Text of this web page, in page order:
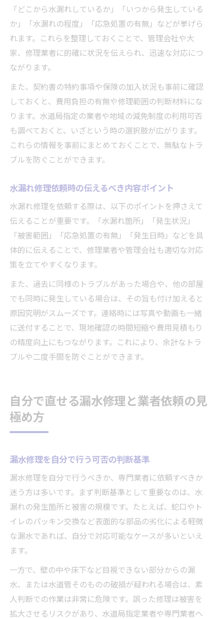
「どこから水漏れしているか」「いつから発生している
か」「水漏れの程度」「応急処置の有無」などが挙げら
れます。これらを整理しておくことで、管理会社や大
家、修理業者に的確に状況を伝えられ、迅速な対応につ
ながります。
また、契約書の特約事項や保険の加入状況も事前に確認
しておくと、費用負担の有無や修理範囲の判断材料にな
ります。水道局指定の業者や地域の減免制度の利用可否
も調べておくと、いざという時の選択肢が広がります。
これらの情報を事前にまとめておくことで、無駄なトラ
ブルを防ぐことができます。
水漏れ修理依頼時の伝えるべき内容ポイント
水漏れ修理を依頼する際は、以下のポイントを押さえて
伝えることが重要です。「水漏れ箇所」「発生状況」
「被害範囲」「応急処置の有無」「発生日時」などを具
体的に伝えることで、修理業者や管理会社も適切な対応
策を立てやすくなります。
また、過去に同様のトラブルがあった場合や、他の部屋
でも同時に発生している場合は、その旨も付け加えると
原因究明がスムーズです。連絡時には写真や動画も一緒
に送付することで、現地確認の時間短縮や費用見積もり
の精度向上にもつながります。これにより、余計なトラ
ブルや二度手間を防ぐことができます。
自分で直せる漏水修理と業者依頼の見
極め方
漏水修理を自分で行う可否の判断基準
漏水修理を自分で行うべきか、専門業者に依頼すべきか
迷う方は多いです。まず判断基準として重要なのは、水
漏れの発生箇所と被害の規模です。たとえば、蛇口やト
イレのパッキン交換など表面的な部品の劣化による軽微
な漏水であれば、自分で対応可能なケースが多いといえ
ます。
一方で、壁の中や床下など目視できない部分からの漏
水、または水道管そのものの破損が疑われる場合は、素
人判断での作業は非常に危険です。誤った修理は被害を
拡大させるリスクがあり、水道局指定業者や専門業者へ